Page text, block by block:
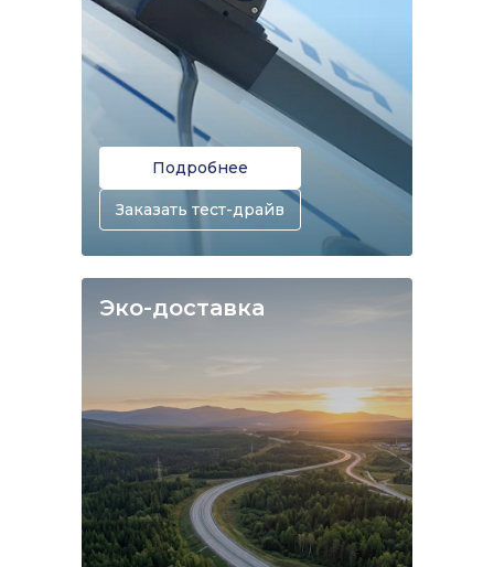
Подробнее
Заказать тест-драйв
Эко-доставка